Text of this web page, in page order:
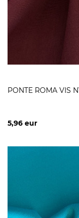
PONTE ROMA VIS
5,96 eur